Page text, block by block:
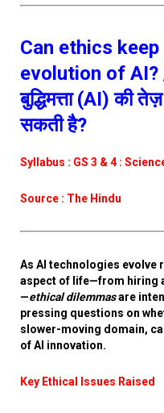
Can ethics
evolution of AI? /
बुद्धिमत्ता (AI) की
सकती है?
Syllabus : GS 3 & 4 :
Source : The Hindu
As AI technologies evolve
aspect of life—from hiring
—ethical dilemmasare
pressing questions on
slower-moving domain,
of AI innovation.
Key Ethical Issues Raised